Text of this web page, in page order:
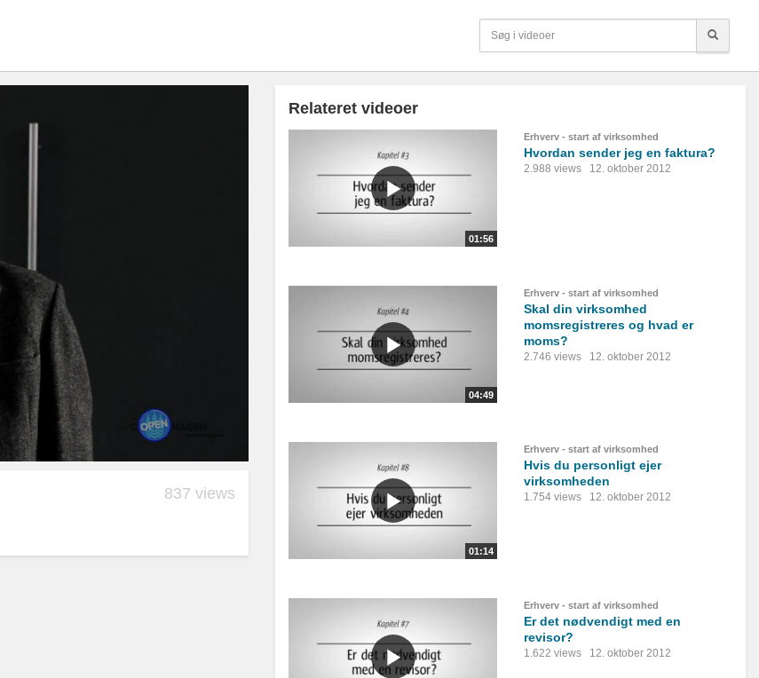
837 views
Relateret videoer
01:56
Erhverv - start af virksomhed
Hvordan sender jeg en faktura?
2.988 views 12. oktober 2012
04:49
Erhverv - start af virksomhed
Skal din virksomhed
momsregistreres og hvad er
moms?
2.746 views 12. oktober 2012
01:14
Erhverv - start af virksomhed
Hvis du personligt ejer
virksomheden
1.754 views 12. oktober 2012
Erhverv - start af virksomhed
Er det nødvendigt med en
revisor?
1.622 views 12. oktober 2012